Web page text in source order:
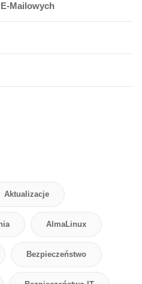
Mailowych
Aktualizacje
AlmaLinux
Bezpieczeństwo